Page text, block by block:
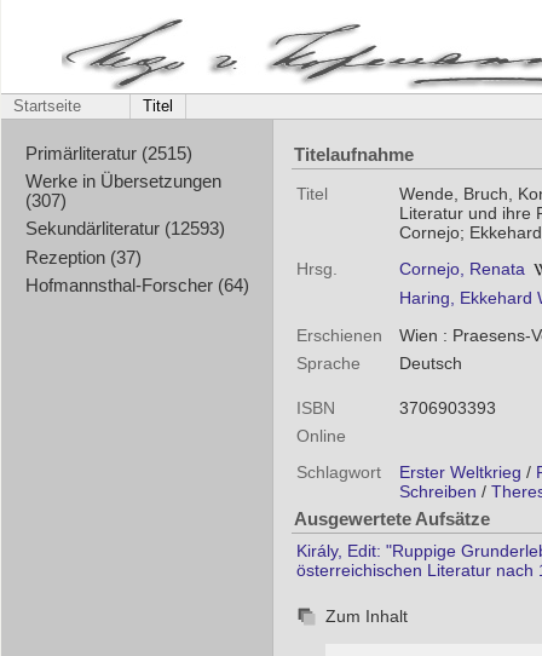
Startseite Titel
Primärliteratur (2515)
Werke in Übersetzungen
(307)
Sekundärliteratur (12593)
Rezeption (37)
Hofmannsthal-Forscher (64)
Titelaufnahme
Titel
Wende, Bruch,
Literatur und ihre
Cornejo;
Hrsg.
Cornejo, Renata
Haring, Ekkehard
Erschienen
Wien : Praesens-
Sprache
Deutsch
ISBN
3706903393
Online
Schlagwort
Erster Weltkrieg /
Schreiben /
Ausgewertete Aufsätze
Király, Edit: "Ruppige
österreichischen Literatur nach
Zum Inhalt